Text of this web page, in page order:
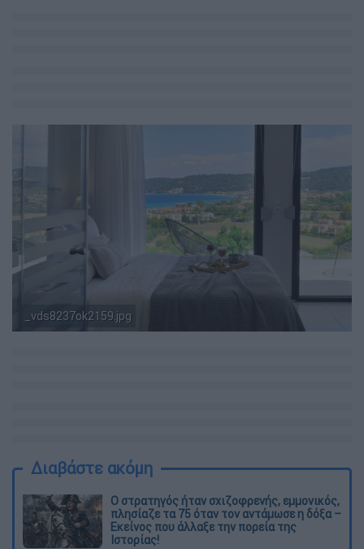
_vds8237ok2159.jpg
Διαβάστε ακόμη
O στρατηγός ήταν σχιζοφρενής, εμμονικός,
πλησίαζε τα 75 όταν τον αντάμωσε η δόξα –
Εκείνος που άλλαξε την πορεία της
Ιστορίας!